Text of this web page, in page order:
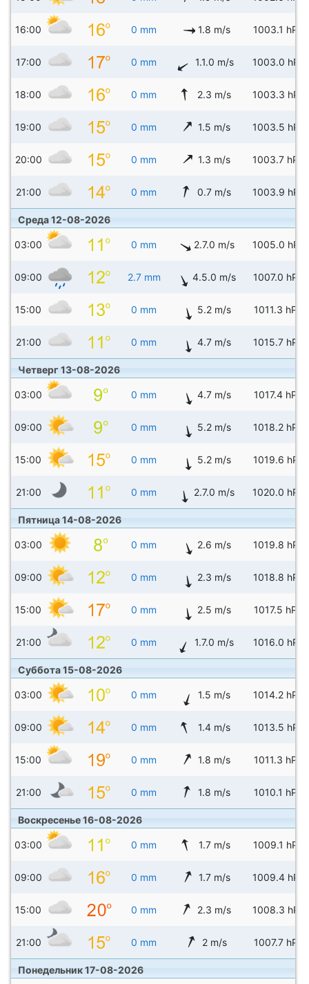
16:00 0 mm 1.8 m/s 1003.1 hPa
17:00 0 mm 1.1.0 m/s 1003.0 hPa
18:00 0 mm 2.3 m/s 1003.3 hPa
19:00 0 mm 1.5 m/s 1003.5 hPa
20:00 0 mm 1.3 m/s 1003.7 hPa
21:00 0 mm 0.7 m/s 1003.9 hPa
Среда 12-08-2026
03:00 0 mm 2.7.0 m/s 1005.0 hPa
09:00 2.7 mm 4.5.0 m/s 1007.0 hPa
15:00 0 mm 5.2 m/s 1011.3 hPa
21:00 0 mm 4.7 m/s 1015.7 hPa
Четверг 13-08-2026
03:00 0 mm 4.7 m/s 1017.4 hPa
09:00 0 mm 5.2 m/s 1018.2 hPa
15:00 0 mm 5.2 m/s 1019.6 hPa
21:00 0 mm 2.7.0 m/s 1020.0 hPa
Пятница 14-08-2026
03:00 0 mm 2.6 m/s 1019.8 hPa
09:00 0 mm 2.3 m/s 1018.8 hPa
15:00 0 mm 2.5 m/s 1017.5 hPa
21:00 0 mm 1.7.0 m/s 1016.0 hPa
Суббота 15-08-2026
03:00 0 mm 1.5 m/s 1014.2 hPa
09:00 0 mm 1.4 m/s 1013.5 hPa
15:00 0 mm 1.8 m/s 1011.3 hPa
21:00 0 mm 1.8 m/s 1010.1 hPa
Воскресенье 16-08-2026
03:00 0 mm 1.7 m/s 1009.1 hPa
09:00 0 mm 1.7 m/s 1009.4 hPa
15:00 0 mm 2.3 m/s 1008.3 hPa
21:00 0 mm 2 m/s 1007.7 hPa
Понедельник 17-08-2026